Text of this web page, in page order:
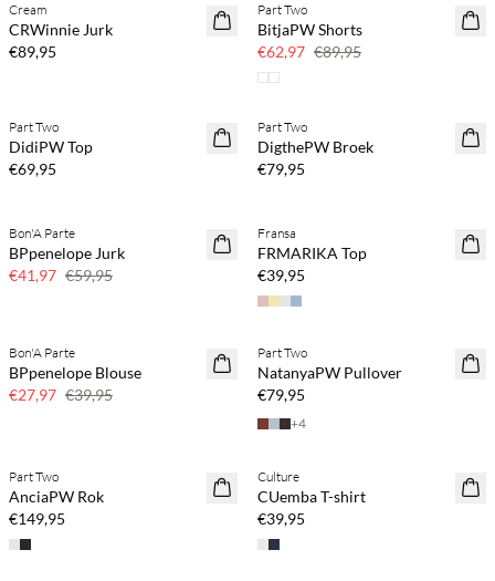
NEWS
Cream
CRWinnie Jurk
€89,95
SAVE20
30% korting
Part Two
BitjaPW Shorts
€62,97 €89,95
NEWS
Part Two
DidiPW Top
€69,95
NEWS
Koop min. 2 & bespaar 20%
Part Two
DigthePW Broek
€79,95
SAVE20
30% korting
Bon'A Parte
BPpenelope Jurk
€41,97 €59,95
NEWS
Fransa
FRMARIKA Top
€39,95
SAVE20
30% korting
Bon'A Parte
BPpenelope Blouse
€27,97 €39,95
NEWS
Koop min. 2 & bespaar 20%
Part Two
NatanyaPW Pullover
€79,95
+4
NEWS
Part Two
AnciaPW Rok
€149,95
NEWS
Culture
CUemba T-shirt
€39,95